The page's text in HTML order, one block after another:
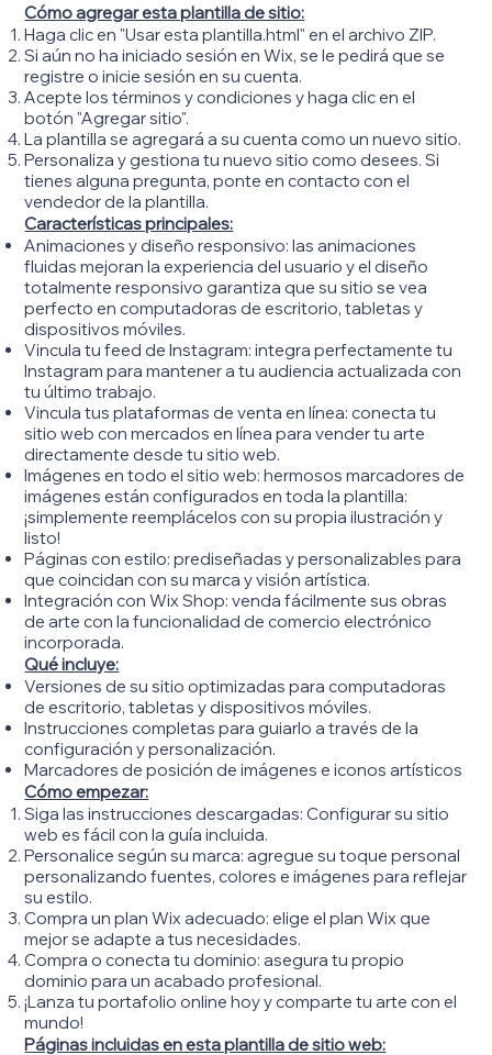
Cómo agregar esta plantilla de sitio:
Haga clic en "Usar esta plantilla.html" en el archivo ZIP.
Si aún no ha iniciado sesión en Wix, se le pedirá que se
registre o inicie sesión en su cuenta.
Acepte los términos y condiciones y haga clic en el
botón "Agregar sitio".
La plantilla se agregará a su cuenta como un nuevo sitio.
Personaliza y gestiona tu nuevo sitio como desees. Si
tienes alguna pregunta, ponte en contacto con el
vendedor de la plantilla.
Características principales:
Animaciones y diseño responsivo: las animaciones
fluidas mejoran la experiencia del usuario y el diseño
totalmente responsivo garantiza que su sitio se vea
perfecto en computadoras de escritorio, tabletas y
dispositivos móviles.
Vincula tu feed de Instagram: integra perfectamente tu
Instagram para mantener a tu audiencia actualizada con
tu último trabajo.
Vincula tus plataformas de venta en línea: conecta tu
sitio web con mercados en línea para vender tu arte
directamente desde tu sitio web.
Imágenes en todo el sitio web: hermosos marcadores de
imágenes están configurados en toda la plantilla:
¡simplemente reemplácelos con su propia ilustración y
listo!
Páginas con estilo: prediseñadas y personalizables para
que coincidan con su marca y visión artística.
Integración con Wix Shop: venda fácilmente sus obras
de arte con la funcionalidad de comercio electrónico
incorporada.
Qué incluye:
Versiones de su sitio optimizadas para computadoras
de escritorio, tabletas y dispositivos móviles.
Instrucciones completas para guiarlo a través de la
configuración y personalización.
Marcadores de posición de imágenes e iconos artísticos
Cómo empezar:
Siga las instrucciones descargadas: Configurar su sitio
web es fácil con la guía incluida.
Personalice según su marca: agregue su toque personal
personalizando fuentes, colores e imágenes para reflejar
su estilo.
Compra un plan Wix adecuado: elige el plan Wix que
mejor se adapte a tus necesidades.
Compra o conecta tu dominio: asegura tu propio
dominio para un acabado profesional.
¡Lanza tu portafolio online hoy y comparte tu arte con el
mundo!
Páginas incluidas en esta plantilla de sitio web: